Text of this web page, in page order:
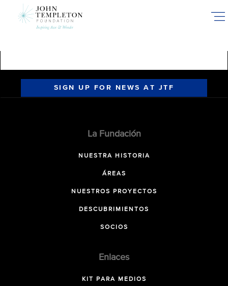
SIGN UP FOR NEWS AT JTF
La Fundación
NUESTRA HISTORIA
ÁREAS
NUESTROS PROYECTOS
DESCUBRIMIENTOS
SOCIOS
Enlaces
KIT PARA MEDIOS